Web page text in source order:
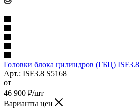
Головки блока цилиндров (ГБЦ) ISF3.8
Арт.: ISF3.8 S5168
от
46 900 ₽/шт
Варианты цен